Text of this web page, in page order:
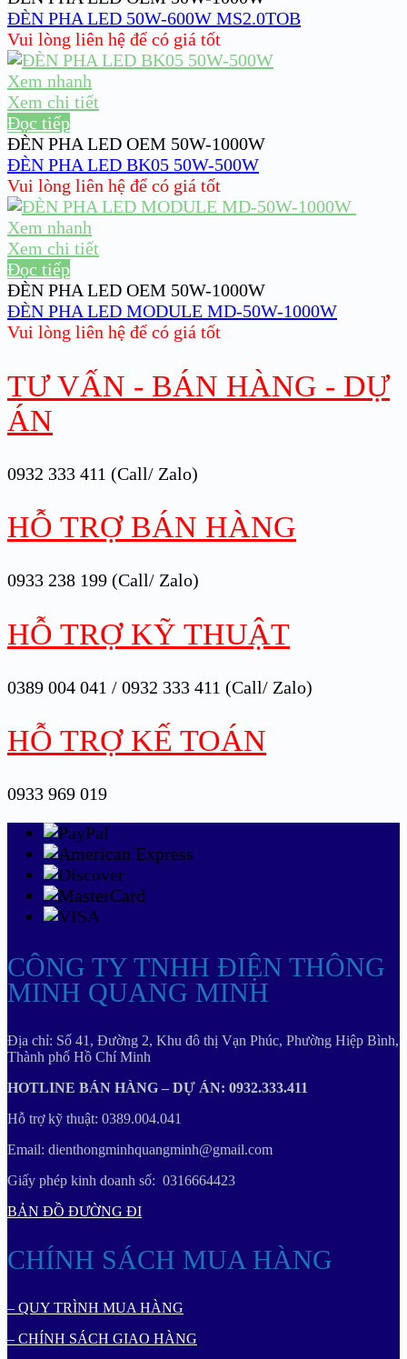
ĐÈN PHA LED 50W-600W MS2.0TOB
Vui lòng liên hệ để có giá tốt
Xem nhanh
Xem chi tiết
Đọc tiếp
ĐÈN PHA LED OEM 50W-1000W
ĐÈN PHA LED BK05 50W-500W
Vui lòng liên hệ để có giá tốt
Xem nhanh
Xem chi tiết
Đọc tiếp
ĐÈN PHA LED OEM 50W-1000W
ĐÈN PHA LED MODULE MD-50W-1000W
Vui lòng liên hệ để có giá tốt
TƯ VẤN - BÁN HÀNG - DỰ
ÁN
0932 333 411 (Call/ Zalo)
HỖ TRỢ BÁN HÀNG
0933 238 199 (Call/ Zalo)
HỖ TRỢ KỸ THUẬT
0389 004 041 / 0932 333 411 (Call/ Zalo)
HỖ TRỢ KẾ TOÁN
0933 969 019
CÔNG TY TNHH ĐIỆN THÔNG
MINH QUANG MINH
Địa chỉ: Số 41, Đường 2, Khu đô thị Vạn Phúc, Phường Hiệp Bình,
Thành phố Hồ Chí Minh
HOTLINE BÁN HÀNG – DỰ ÁN: 0932.333.411
Hỗ trợ kỹ thuật: 0389.004.041
Email: dienthongminhquangminh@gmail.com
Giấy phép kinh doanh số: 0316664423
BẢN ĐỒ ĐƯỜNG ĐI
CHÍNH SÁCH MUA HÀNG
– QUY TRÌNH MUA HÀNG
– CHÍNH SÁCH GIAO HÀNG